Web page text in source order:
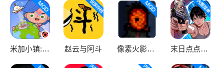
米加小镇:世界 赵云与阿斗 像素火影次世代 末日点点（辅助菜单）